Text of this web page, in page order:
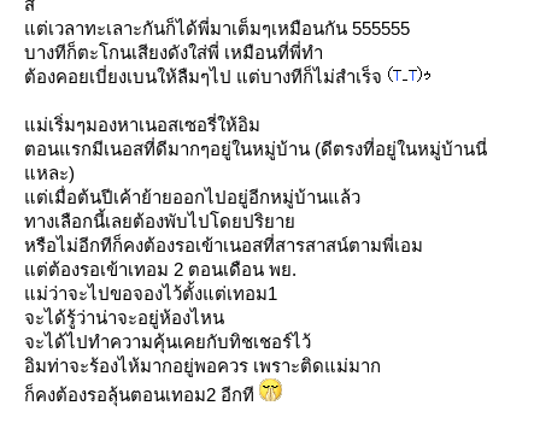
สี
ต่เวลาทะเลาะกันก็ได้พี่มาเต็มๆเหมือนกัน 555555
บางทีก็ตะโกนเสียงดังใส่พี่ เหมือนที่พี่ทำ
ต้องคอยเบี่ยงเบนให้ลืมๆไป แต่บางทีก็ไม่สำเร็จ
ม่เริ่มๆมองหาเนอสเซอรี่ให้อิม
ตอนแรกมีเนอสที่ดีมากๆอยู่ในหมู่บ้าน (ดีตรงที่อยู่ในหมู่บ้านนี่
หละ)
ต่เมื่อต้นปีเค้าย้ายออกไปอยู่อีกหมู่บ้านแล้ว
ทางเลือกนี้เลยต้องพับไปโดยปริยา
หรือไม่อีกทีก็คงต้องรอเข้าเนอสที่สารสาสน์ตามพี่เอม
ต่ต้องรอเข้าเทอม 2 ตอนเดือน พย.
ม่ว่าจะไปขอจองไว้ตั้งแต่เทอม1
จะได้รู้ว่าน่าจะอยู่ห้องไหน
จะได้ไปทำความคุ้นเคยกับทิชเชอร์ไว้
อิมท่าจะร้องไห้มากอยู่พอควร เพราะติดแม่มาก
ก็คงต้องรอลุ้นตอนเทอม2 อีกที